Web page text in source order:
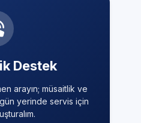
Destek
arayın; müsaitlik ve
yerinde servis için